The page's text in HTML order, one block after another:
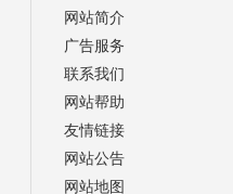
网站简介
广告服务
联系我们
网站帮助
友情链接
网站公告
网站地图